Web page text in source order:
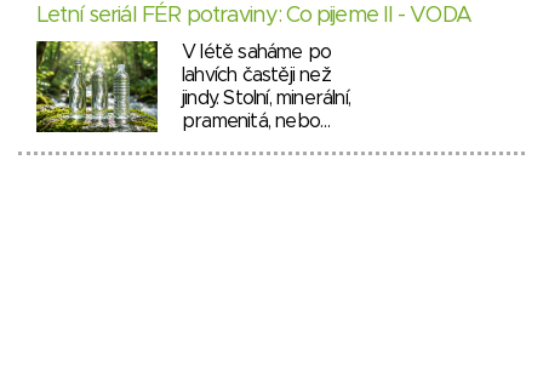
Letní seriál FÉR potraviny: Co pijeme II - VODA
V létě saháme po
lahvích častěji než
jindy. Stolní, minerální,
pramenitá, nebo…